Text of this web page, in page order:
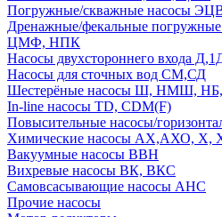
Погружные/скважные насосы
Дренажные/фекальные
ЦМФ, НПК
Насосы двухстороннего входа
Насосы для сточных вод СМ,СД
Шестерёные насосы Ш, НМШ, НБ,
In-line насосы TD, CDM(F)
Повысительные насосы/
Химические насосы АХ,АХО, Х,
Вакуумные насосы ВВН
Вихревые насосы ВК, ВКС
Самовсасывающие насосы АНС
Прочие насосы